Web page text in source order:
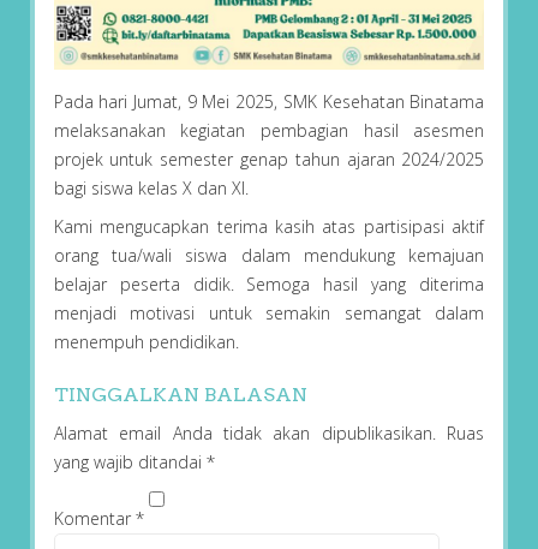
Pada hari Jumat, 9 Mei 2025, SMK Kesehatan Binatama
melaksanakan kegiatan pembagian hasil asesmen
projek untuk semester genap tahun ajaran 2024/2025
bagi siswa kelas X dan XI.
Kami mengucapkan terima kasih atas partisipasi aktif
orang tua/wali siswa dalam mendukung kemajuan
belajar peserta didik. Semoga hasil yang diterima
menjadi motivasi untuk semakin semangat dalam
menempuh pendidikan.
TINGGALKAN BALASAN
Alamat email Anda tidak akan dipublikasikan.
Ruas
yang wajib ditandai *
Komentar *